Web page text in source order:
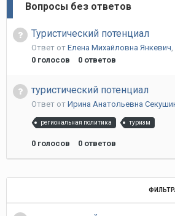
Вопросы без ответов
Туристический потенциал
Ответ от Елена Михайловна Янкевич,
0 голосов 0 ответов
туристический потенциал
Ответ от Ирина Анатольевна
региональная политика туризм
0 голосов 0 ответов